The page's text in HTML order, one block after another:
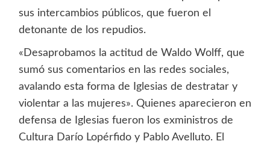
sus intercambios públicos, que fueron el
detonante de los repudios.
«Desaprobamos la actitud de Waldo Wolff, que
sumó sus comentarios en las redes sociales,
avalando esta forma de Iglesias de destratar y
violentar a las mujeres». Quienes aparecieron en
defensa de Iglesias fueron los exministros de
Cultura Darío Lopérfido y Pablo Avelluto. El